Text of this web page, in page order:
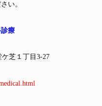
い。
療
芝１丁目3-27